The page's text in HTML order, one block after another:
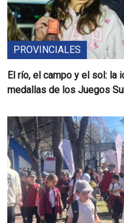
PROVINCIALES
El río, el campo y el sol: la
medallas de los Juegos